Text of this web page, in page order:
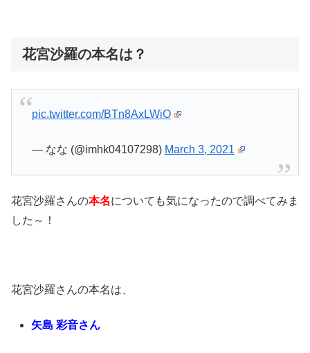
花宮沙羅の本名は？
pic.twitter.com/BTn8AxLWiO
— なな (@imhk04107298) March 3, 2021
花宮沙羅さんの本名についても気になったので調べてみま
した～！
花宮沙羅さんの本名は、
矢島 彩音さん